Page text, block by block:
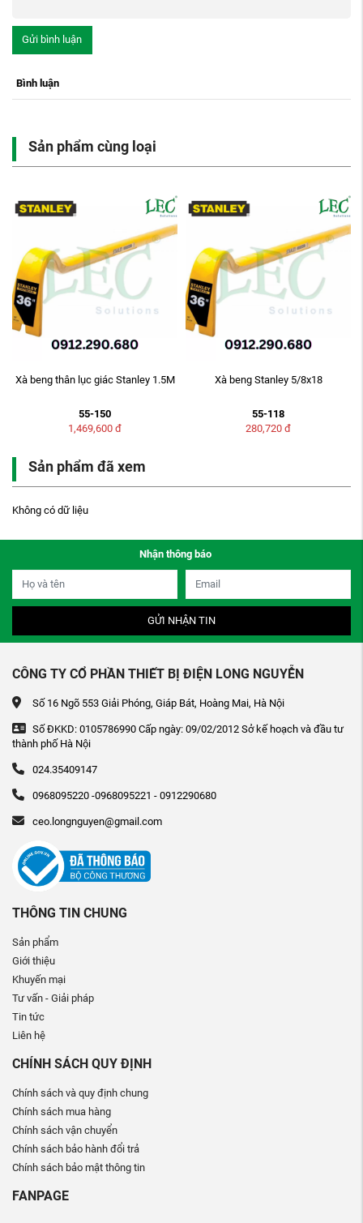
Gửi bình luận
Bình luận
Sản phẩm cùng loại
Xà beng thân lục giác Stanley 1.5M
55-150
1,469,600 đ
Xà beng Stanley 5/8x18
55-118
280,720 đ
Sản phẩm đã xem
Không có dữ liệu
Nhận thông báo
GỬI NHẬN TIN
CÔNG TY CỔ PHẦN THIẾT BỊ ĐIỆN LONG NGUYỄN
Số 16 Ngõ 553 Giải Phóng, Giáp Bát, Hoàng Mai, Hà Nội
Số ĐKKD: 0105786990 Cấp ngày: 09/02/2012 Sở kế hoạch và đầu tư
thành phố Hà Nội
024.35409147
0968095220 -0968095221 - 0912290680
ceo.longnguyen@gmail.com
THÔNG TIN CHUNG
Sản phẩm
Giới thiệu
Khuyến mại
Tư vấn - Giải pháp
Tin tức
Liên hệ
CHÍNH SÁCH QUY ĐỊNH
Chính sách và quy định chung
Chính sách mua hàng
Chính sách vận chuyển
Chính sách bảo hành đổi trả
Chính sách bảo mật thông tin
FANPAGE